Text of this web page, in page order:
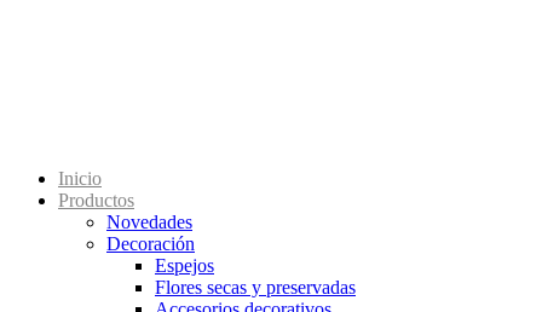
Inicio
Productos
Novedades
Decoración
Espejos
Flores secas y preservadas